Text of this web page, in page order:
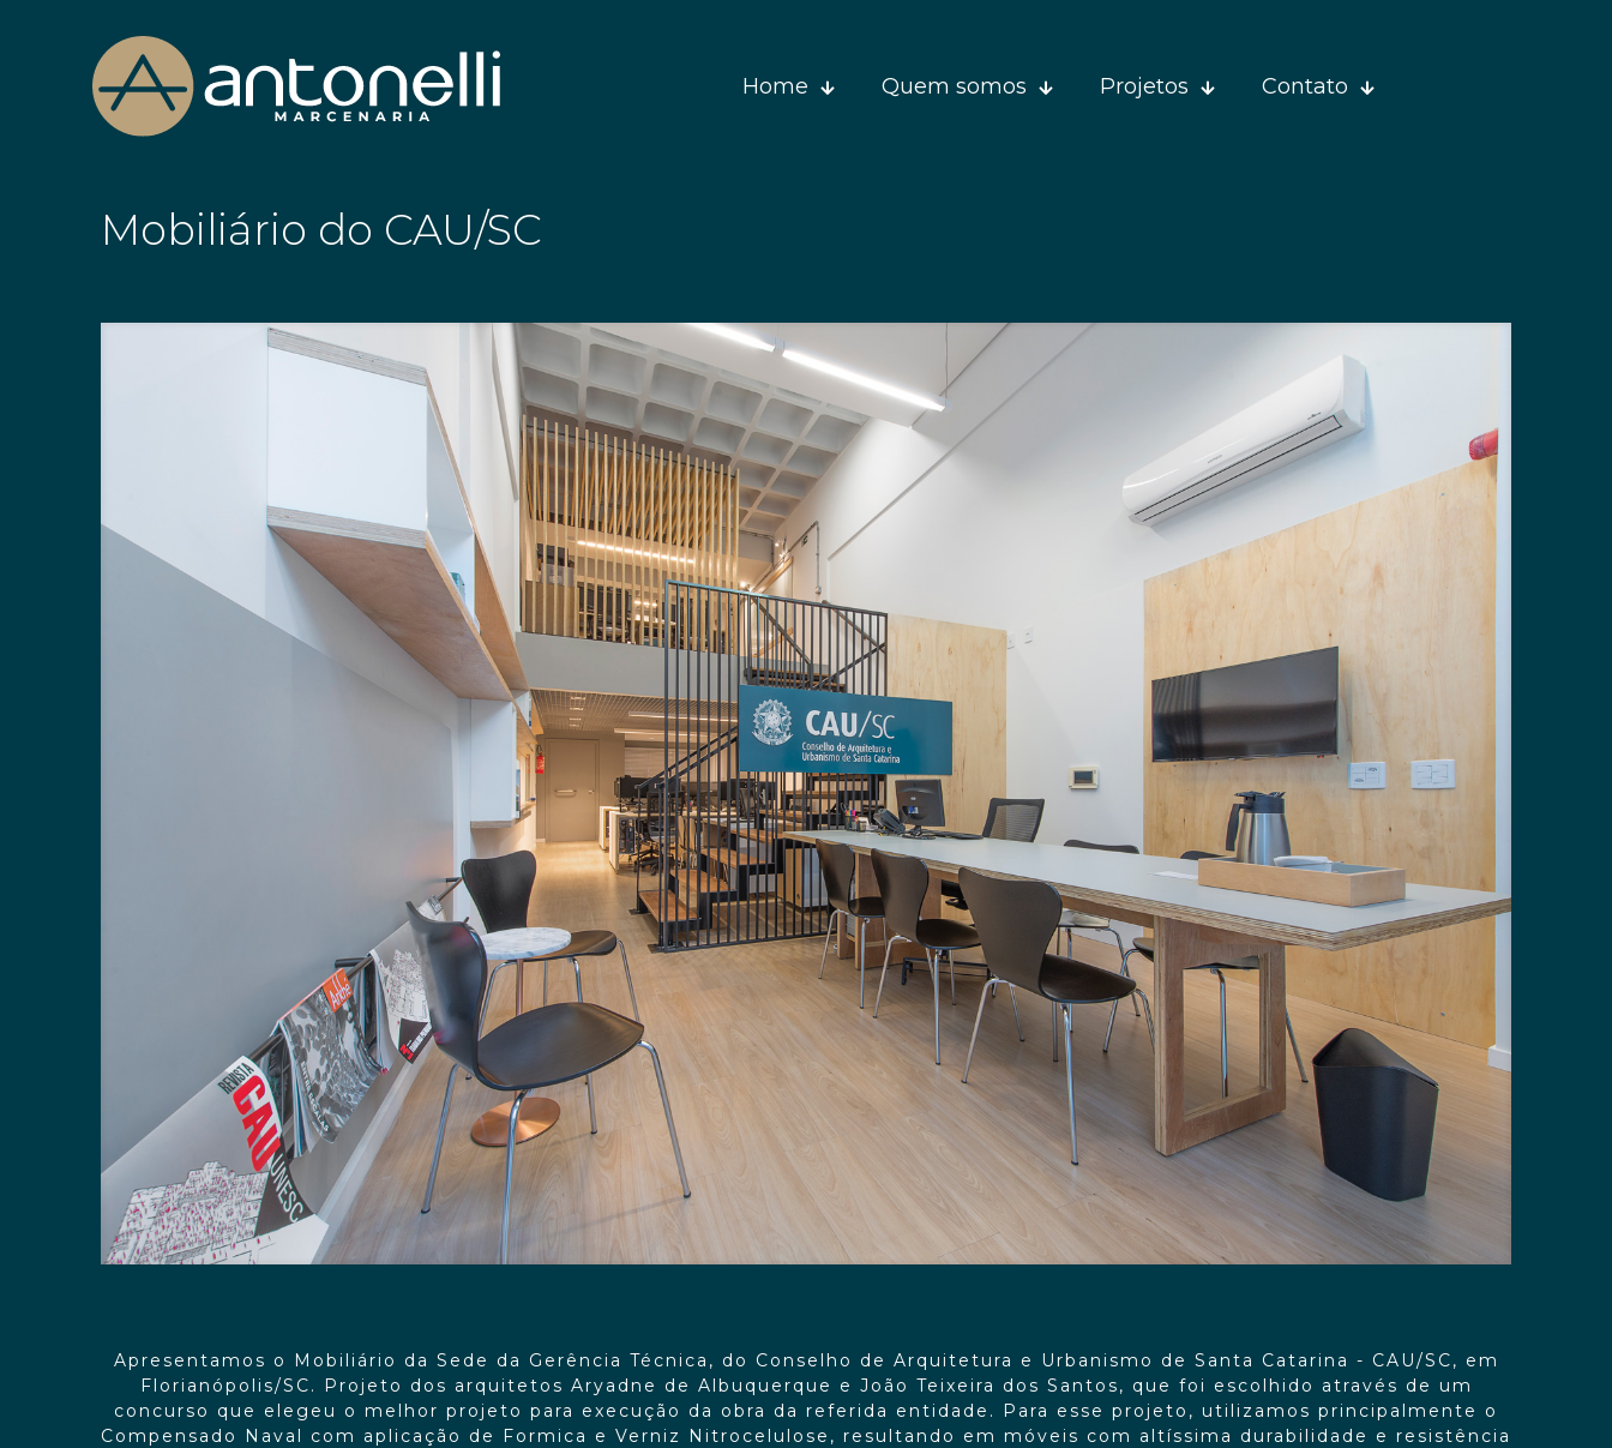
Home Quem somos Projetos Contato
Mobiliário do CAU/SC
Apresentamos o Mobiliário da Sede da Gerência Técnica, do Conselho de Arquitetura e Urbanismo de Santa Catarina - CAU/SC, em
Florianópolis/SC. Projeto dos arquitetos Aryadne de Albuquerque e João Teixeira dos Santos, que foi escolhido através de um
concurso que elegeu o melhor projeto para execução da obra da referida entidade. Para esse projeto, utilizamos principalmente o
Compensado Naval com aplicação de Formica e Verniz Nitrocelulose, resultando em móveis com altíssima durabilidade e resistência